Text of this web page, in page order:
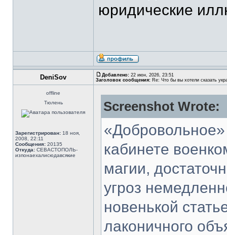
юридические
DeniSov Добавлено: 22 июн, 2026, 23:51
Заголовок сообщения: Re: Что бы вы хотели сказать
offline
Тюлень
Зарегистрирован: 18 ноя,
2008, 22:11
Сообщения: 20135
Откуда: СЕВАСТОПОЛЬ-
изпонаехалисюдавсякие
Screenshot Wrote:
«Добровольное»
кабинете
магии,
угроз
новенькой
лаконичного